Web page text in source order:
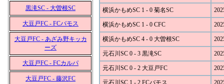
黒滝SC - 大曽根SC
大豆戸FC - FCバモス
大豆戸FC - あざみ野キッカ
ーズ
大豆戸FC - FCカルパ
大豆戸FC - 藤沢FC
横浜かもめSC 1 - 0 菊名SC
横浜かもめSC 1 - 0 CFC
横浜かもめSC 4 - 0 大曽根SC
元石川SC 0 - 3 黒滝SC
元石川SC 0 - 2 大豆戸FC
元石川SC 1 - 2 FCバモス